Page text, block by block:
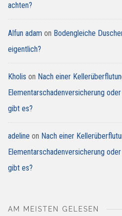
achten?
Alfun adam on Bodengleiche
eigentlich?
Kholis on Nach einer
Elementarschadenversicherung
gibt es?
adeline on Nach einer
Elementarschadenversicherung
gibt es?
AM MEISTEN GELESEN